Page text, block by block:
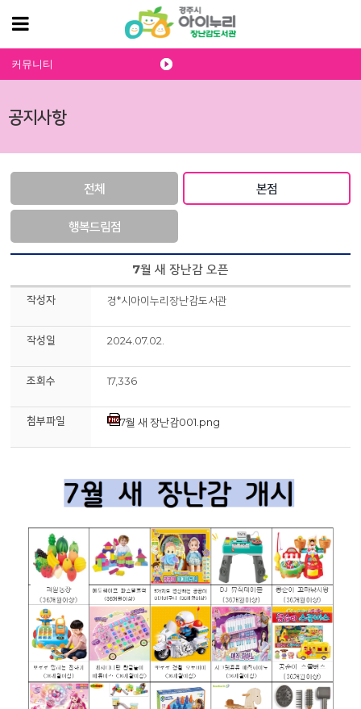
공지사항
커뮤니티
전체 본점
행복드림점
7월 새 장난감 오픈
작성자 경*시아이누리장난감도서관
작성일 2024.07.02.
조회수 17,336
첨부파일 7월 새 장난감001.png